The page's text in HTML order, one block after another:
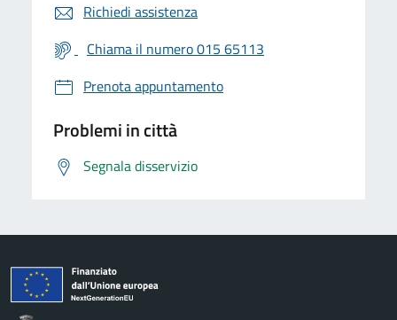
Richiedi assistenza
Chiama il numero 015 65113
Prenota appuntamento
Problemi in città
Segnala disservizio